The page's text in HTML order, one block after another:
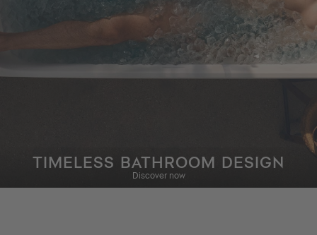
TIMELESS BATHROOM DESIGN
Discover now